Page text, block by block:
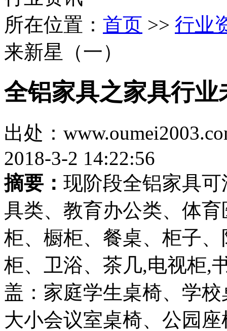
所在位置： 首页 >> 行业
来新星（一）
全铝家具之家具行
出处：
2018-3-2 14:22:56
摘要： 现阶段全铝家具
具类、教育办公类、体
柜、橱柜、餐桌、柜子
柜、卫浴、茶几,电视柜,
盖：家庭学生桌椅、学
大小会议室桌椅、公园